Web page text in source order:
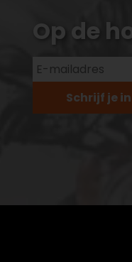
Op de
Schrijf je